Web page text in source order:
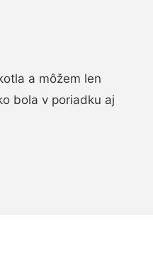
a môžem len
bola v poriadku aj